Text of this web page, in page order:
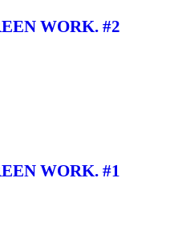
WORK. #2
WORK. #1